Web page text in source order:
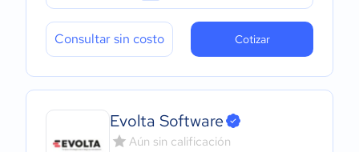
Consultar sin costo Cotizar
Evolta Software
Aún sin calificación